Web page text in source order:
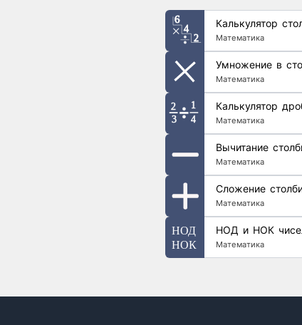
Калькулятор
Математика
Умножение в
Математика
Калькулятор
Математика
Вычитание
Математика
Сложение
Математика
НОД и НОК
Математика